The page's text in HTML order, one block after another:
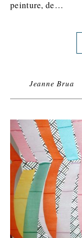
peinture, de…
Jeanne Brua